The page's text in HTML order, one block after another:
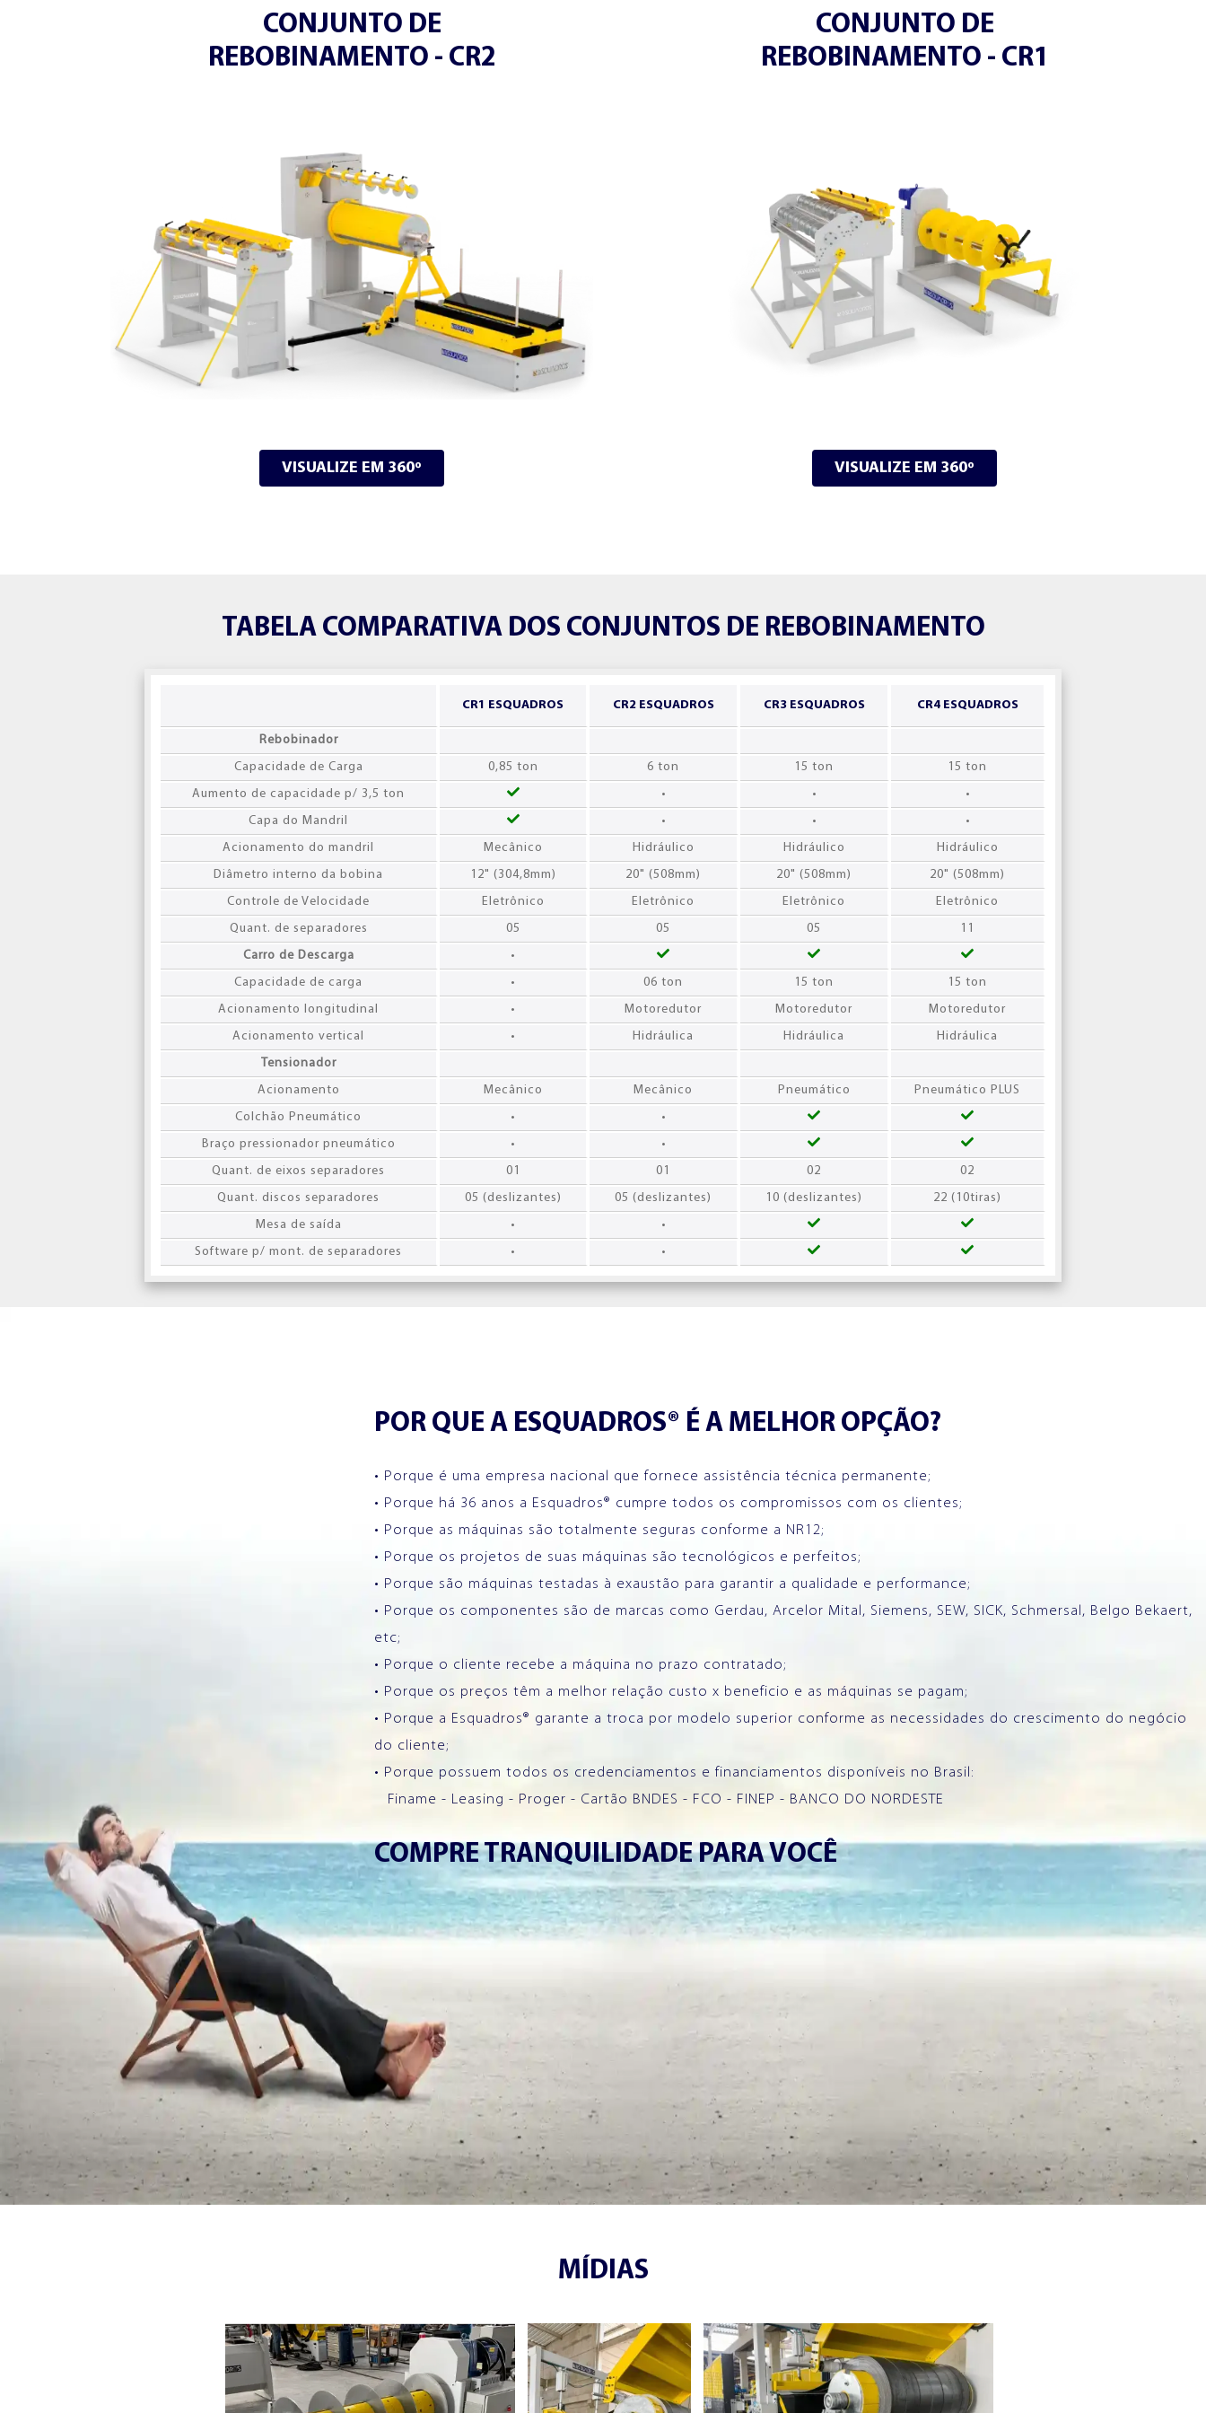
CONJUNTO DE
REBOBINAMENTO - CR2
VISUALIZE EM 360º
CONJUNTO DE
REBOBINAMENTO - CR1
VISUALIZE EM 360º
TABELA COMPARATIVA DOS CONJUNTOS DE REBOBINAMENTO
CR1 ESQUADROS CR2 ESQUADROS CR3 ESQUADROS CR4 ESQUADROS
Rebobinador
Capacidade de Carga
0,85 ton 6 ton 15 ton
15 ton
Aumento de capacidade p/ 3,5 ton
• •
•
Capa do Mandril
• •
•
Acionamento do mandril
Mecânico Hidráulico Hidráulico
Hidráulico
Diâmetro interno da bobina
12" (304,8mm) 20" (508mm) 20" (508mm)
20" (508mm)
Controle de Velocidade
Eletrônico Eletrônico Eletrônico
Eletrônico
Quant. de separadores
05 05 05
11
Carro de Descarga
•
Capacidade de carga
• 06 ton 15 ton
15 ton
Acionamento longitudinal
• Motoredutor Motoredutor
Motoredutor
Acionamento vertical
• Hidráulica Hidráulica
Hidráulica
Tensionador
Acionamento
Mecânico Mecânico Pneumático
Pneumático PLUS
Colchão Pneumático
•
•
Braço pressionador pneumático
•
•
Quant. de eixos separadores
01 01 02
02
Quant. discos separadores
05 (deslizantes) 05 (deslizantes) 10 (deslizantes)
22 (10tiras)
Mesa de saída
•
•
Software p/ mont. de separadores
• •
POR QUE A ESQUADROS® É A MELHOR OPÇÃO?
• Porque é uma empresa nacional que fornece assistência técnica permanente;
• Porque há 36 anos a Esquadros® cumpre todos os compromissos com os clientes;
• Porque as máquinas são totalmente seguras conforme a NR12;
• Porque os projetos de suas máquinas são tecnológicos e perfeitos;
• Porque são máquinas testadas à exaustão para garantir a qualidade e performance;
• Porque os componentes são de marcas como Gerdau, Arcelor Mital, Siemens, SEW, SICK, Schmersal, Belgo Bekaert,
etc;
• Porque o cliente recebe a máquina no prazo contratado;
• Porque os preços têm a melhor relação custo x beneficio e as máquinas se pagam;
• Porque a Esquadros® garante a troca por modelo superior conforme as necessidades do crescimento do negócio
do cliente;
• Porque possuem todos os credenciamentos e financiamentos disponíveis no Brasil:
Finame - Leasing - Proger - Cartão BNDES - FCO - FINEP - BANCO DO NORDESTE
COMPRE TRANQUILIDADE PARA VOCÊ
MÍDIAS